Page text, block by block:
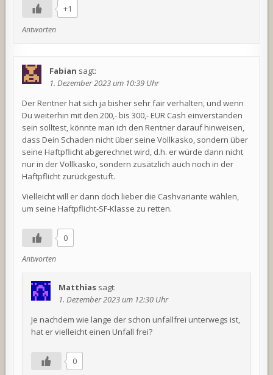
+1
Antworten
Fabian sagt:
1. Dezember 2023 um 10:39 Uhr
Der Rentner hat sich ja bisher sehr fair verhalten, und wenn
Du weiterhin mit den 200,- bis 300,- EUR Cash einverstanden
sein solltest, könnte man ich den Rentner darauf hinweisen,
dass Dein Schaden nicht über seine Vollkasko, sondern über
seine Haftpflicht abgerechnet wird, d.h. er würde dann nicht
nur in der Vollkasko, sondern zusätzlich auch noch in der
Haftpflicht zurückgestuft.
Vielleicht will er dann doch lieber die Cashvariante wählen,
um seine Haftpflicht-SF-Klasse zu retten.
0
Antworten
Matthias sagt:
1. Dezember 2023 um 12:30 Uhr
Je nachdem wie lange der schon unfallfrei unterwegs ist,
hat er vielleicht einen Unfall frei?
0